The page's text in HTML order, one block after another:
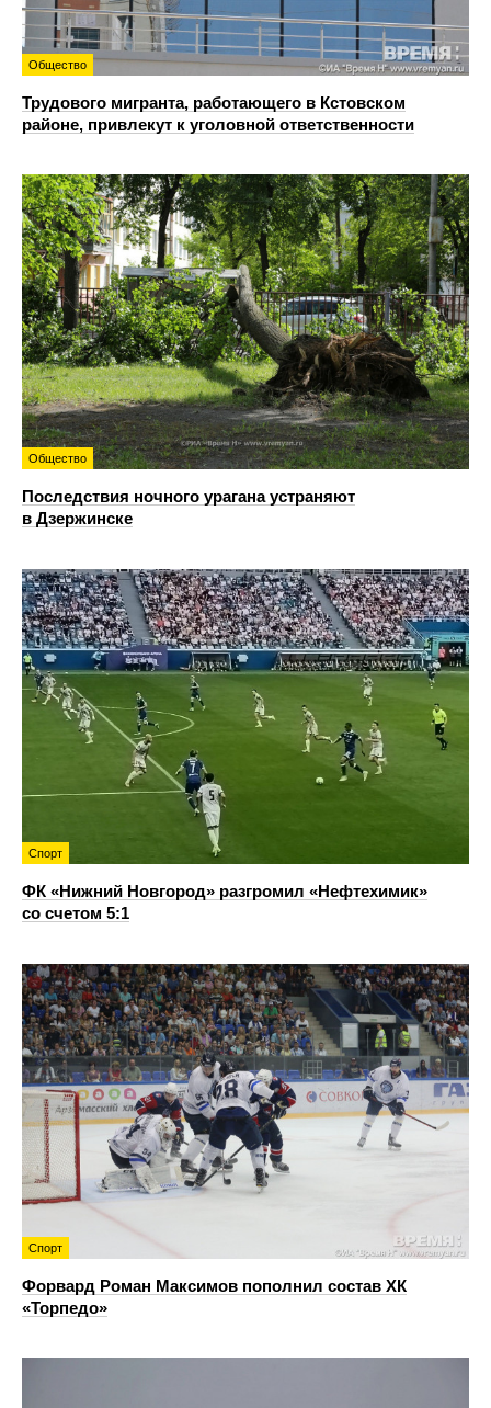
Общество
Трудового мигранта, работающего в Кстовском
районе, привлекут к уголовной ответственности
Общество
Последствия ночного урагана устраняют
в Дзержинске
Спорт
ФК «Нижний Новгород» разгромил «Нефтехимик»
со счетом 5:1
Спорт
Форвард Роман Максимов пополнил состав ХК
«Торпедо»